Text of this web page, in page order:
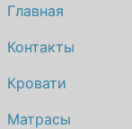
Главная
Контакты
Кровати
Матрасы